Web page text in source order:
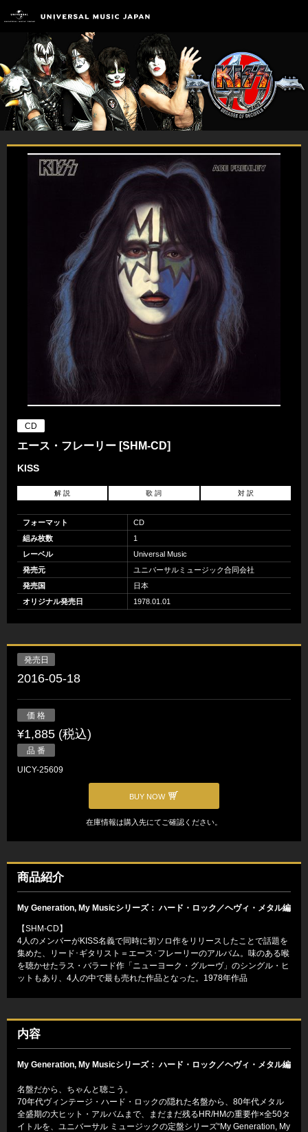
CD
エース・フレーリー [SHM-CD]
KISS
解 説 歌 詞 対 訳
フォーマット
CD
組み枚数
1
レーベル
Universal Music
発売元
ユニバーサルミュージック合同会社
発売国
日本
オリジナル発売日
1978.01.01
発売日
2016-05-18
価 格
¥1,885 (税込)
品 番
UICY-25609
BUY NOW
在庫情報は購入先にてご確認ください。
商品紹介
My Generation, My Musicシリーズ： ハード・ロック／ヘヴィ・メタル編
【SHM-CD】
4人のメンバーがKISS名義で同時に初ソロ作をリリースしたことで話題を
集めた、リード･ギタリスト＝エース･フレーリーのアルバム。味のある喉
を聴かせたラス・バラード作「ニューヨーク・グルーヴ」のシングル・ヒ
ットもあり、4人の中で最も売れた作品となった。1978年作品
内容
My Generation, My Musicシリーズ： ハード・ロック／ヘヴィ・メタル編
名盤だから、ちゃんと聴こう。
70年代ヴィンテージ・ハード・ロックの隠れた名盤から、80年代メタル
全盛期の大ヒット・アルバムまで、まだまだ残るHR/HMの重要作×全50タ
イトルを、ユニバーサル ミュージックの定盤シリーズ“My Generation, My